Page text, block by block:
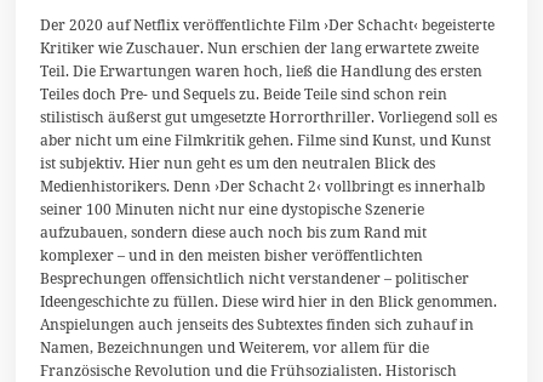
t
o
b
e
r
2
2
4
Der 2020 auf Netflix veröffentlichte Film ›Der Schacht‹ begeisterte
Kritiker wie Zuschauer. Nun erschien der lang erwartete zweite
Teil. Die Erwartungen waren hoch, ließ die Handlung des ersten
Teiles doch Pre- und Sequels zu. Beide Teile sind schon rein
stilistisch äußerst gut umgesetzte Horrorthriller. Vorliegend soll es
aber nicht um eine Filmkritik gehen. Filme sind Kunst, und Kunst
ist subjektiv. Hier nun geht es um den neutralen Blick des
Medienhistorikers. Denn ›Der Schacht 2‹ vollbringt es innerhalb
seiner 100 Minuten nicht nur eine dystopische Szenerie
aufzubauen, sondern diese auch noch bis zum Rand mit
komplexer – und in den meisten bisher veröffentlichten
Besprechungen offensichtlich nicht verstandener – politischer
Ideengeschichte zu füllen. Diese wird hier in den Blick genommen.
Anspielungen auch jenseits des Subtextes finden sich zuhauf in
Namen, Bezeichnungen und Weiterem, vor allem für die
Französische Revolution und die Frühsozialisten. Historisch